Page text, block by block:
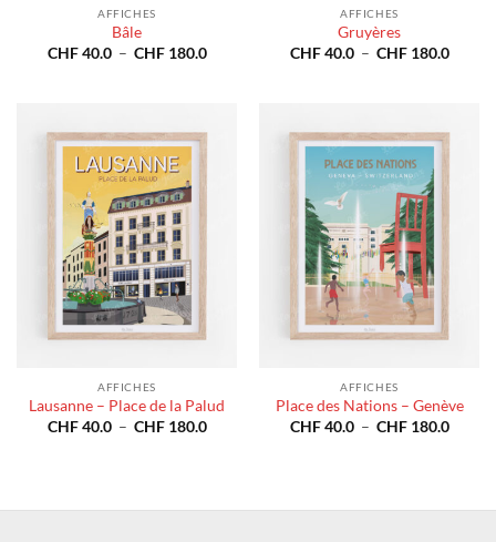
AFFICHES
Bâle
CHF40.0 – CHF180.0Plage
AFFICHES
Gruyères
CHF40.0 – CHF180.0Plage
AFFICHES
Lausanne – Place de la Palud
CHF40.0 – CHF180.0Plage
AFFICHES
Place des Nations – Genève
CHF40.0 – CHF180.0Plage